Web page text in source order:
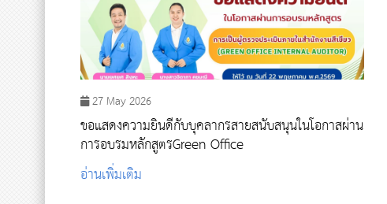
27 May 2026
ขอแสดงความยินดีกับบุคลากรสายสนับสนุนในโอกาสผ่าน
การอบรมหลักสูตรGreen Office
อ่านเพิ่มเติม